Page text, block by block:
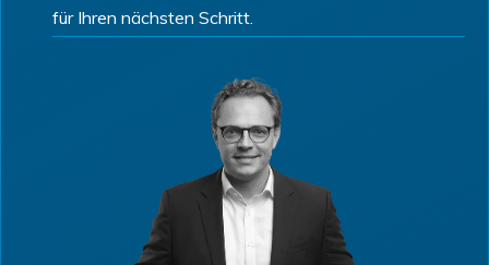
für Ihren nächsten Schritt.